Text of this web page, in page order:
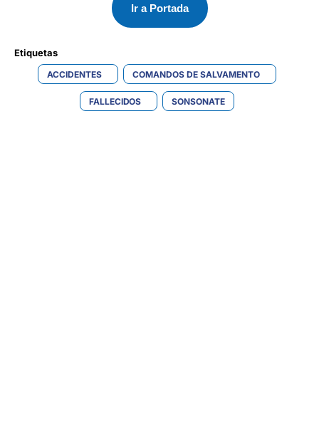
Ir a Portada
Etiquetas
ACCIDENTES COMANDOS DE SALVAMENTO
FALLECIDOS SONSONATE